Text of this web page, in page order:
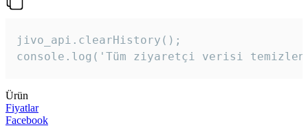
jivo_api.clearHistory();
console.log('Tüm ziyaretçi verisi
Ürün
Fiyatlar
Facebook